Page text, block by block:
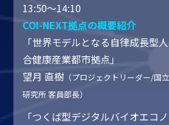
13:50～14:10
COI-NEXT拠点の概要紹介
「世界モデルとなる自律成長型
合健康産業都市拠点」
望月 直樹 （プロジェクトリーダー/国
研究所 客員部長）
「つくば型デジタルバイオエコ